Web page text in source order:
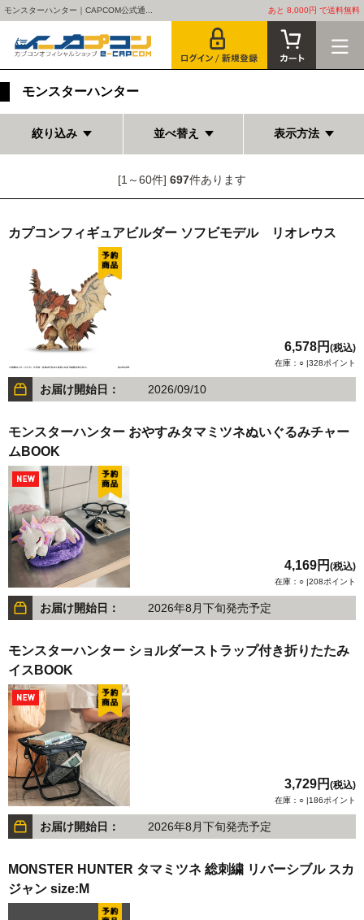
モンスターハンター｜CAPCOM公式通... あと 8,000円 で送料無料
モンスターハンター
絞り込み 並べ替え 表示方法
[1～60件] 697件あります
カプコンフィギュアビルダー ソフビモデル リオレウス
6,578円 (税込)
在庫：○ |328ポイント
お届け開始日： 2026/09/10
モンスターハンター おやすみタマミツネぬいぐるみチャー
ムBOOK
4,169円 (税込)
在庫：○ |208ポイント
お届け開始日： 2026年8月下旬発売予定
モンスターハンター ショルダーストラップ付き折りたたみ
イスBOOK
3,729円 (税込)
在庫：○ |186ポイント
お届け開始日： 2026年8月下旬発売予定
MONSTER HUNTER タマミツネ 総刺繍 リバーシブル スカ
ジャン size:M